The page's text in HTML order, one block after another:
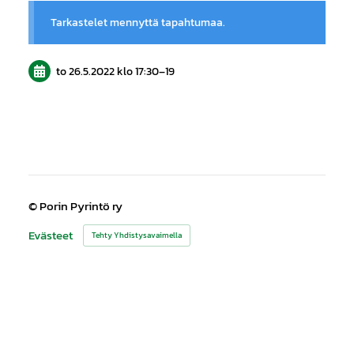
Tarkastelet mennyttä tapahtumaa.
to 26.5.2022klo 17:30–19
©Porin Pyrintö ry
Evästeet
Tehty Yhdistysavaimella